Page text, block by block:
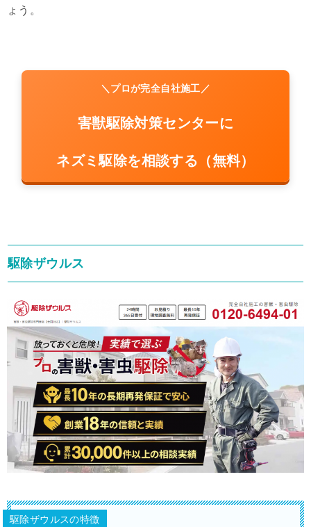
ょう。
＼プロが完全自社施工／
害獣駆除対策センターに
ネズミ駆除を相談する（無料）
駆除ザウルス
駆除ザウルスの特徴